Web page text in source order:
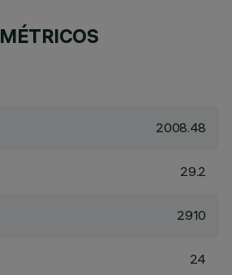
2008.48
29.2
2910
24